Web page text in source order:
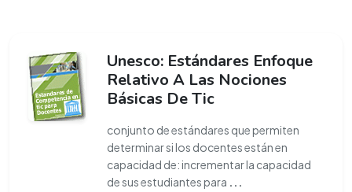
Unesco: Estándares Enfoque
Relativo A Las Nociones
Básicas De Tic
conjunto de estándares que permiten
determinar si los docentes están en
capacidad de: incrementar la capacidad
de sus estudiantes para ...